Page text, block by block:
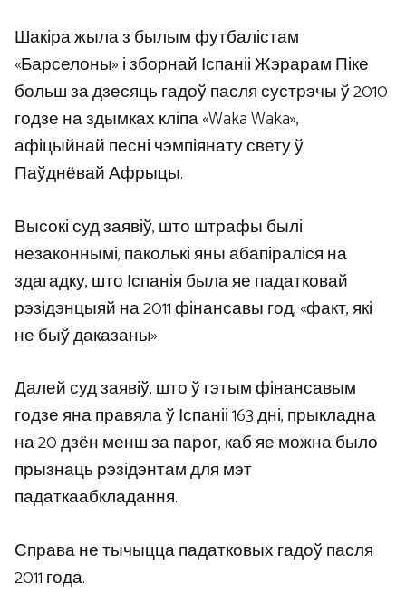
Шакіра жыла з былым футбалістам
«Барселоны» і зборнай Іспаніі Жэрарам Піке
больш за дзесяць гадоў пасля сустрэчы ў 2010
годзе на здымках кліпа «Waka Waka»,
афіцыйнай песні чэмпіянату свету ў
Паўднёвай Афрыцы.
Высокі суд заявіў, што штрафы былі
незаконнымі, паколькі яны абапіраліся на
здагадку, што Іспанія была яе падатковай
рэзідэнцыяй на 2011 фінансавы год, «факт, які
не быў даказаны».
Далей суд заявіў, што ў гэтым фінансавым
годзе яна правяла ў Іспаніі 163 дні, прыкладна
на 20 дзён менш за парог, каб яе можна было
прызнаць рэзідэнтам для мэт
падаткаабкладання.
Справа не тычыцца падатковых гадоў пасля
2011 года.